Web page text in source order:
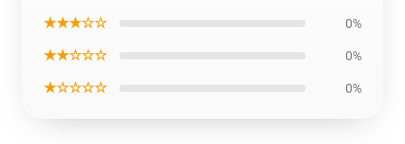
★★★☆☆ 0%
★★☆☆☆ 0%
★☆☆☆☆ 0%